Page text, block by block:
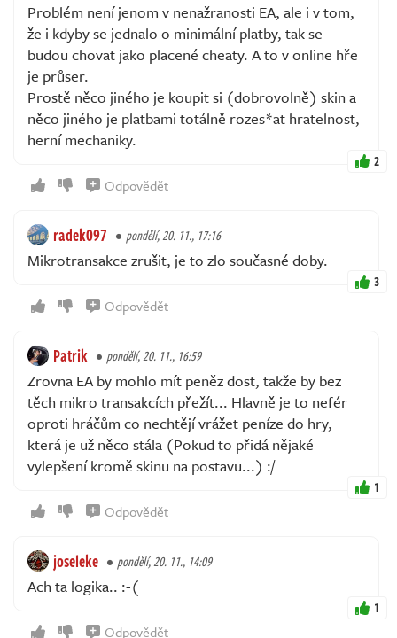
Problém není jenom v nenažranosti EA, ale i v tom,
že i kdyby se jednalo o minimální platby, tak se
budou chovat jako placené cheaty. A to v online hře
je průser.
Prostě něco jiného je koupit si (dobrovolně) skin a
něco jiného je platbami totálně rozes*at hratelnost,
herní mechaniky.
2
Odpovědět
radek097 pondělí, 20. 11., 17:16
Mikrotransakce zrušit, je to zlo současné doby.
3
Odpovědět
Patrik pondělí, 20. 11., 16:59
Zrovna EA by mohlo mít peněz dost, takže by bez
těch mikro transakcích přežít... Hlavně je to nefér
oproti hráčům co nechtějí vrážet peníze do hry,
která je už něco stála (Pokud to přidá nějaké
vylepšení kromě skinu na postavu...) :/
1
Odpovědět
joseleke pondělí, 20. 11., 14:09
Ach ta logika.. :-(
1
Odpovědět